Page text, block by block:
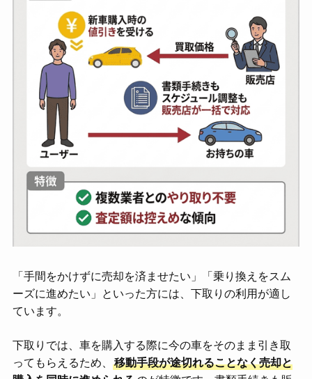
「手間をかけずに売却を済ませたい」「乗り換えをスム
ーズに進めたい」といった方には、下取りの利用が適し
ています。
下取りでは、車を購入する際に今の車をそのまま引き取
ってもらえるため、
移動手段が途切れることなく売却と